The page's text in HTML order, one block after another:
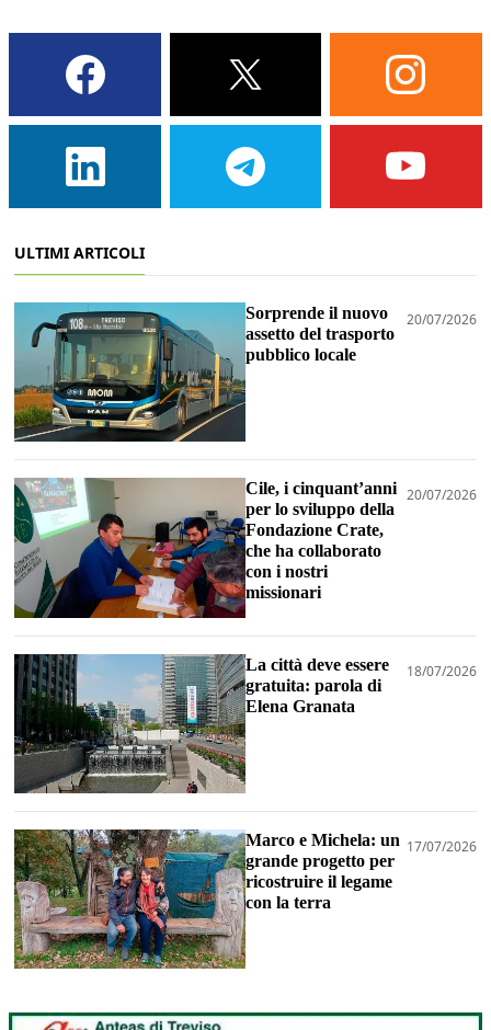
ULTIMI ARTICOLI
Sorprende il nuovo
assetto del trasporto
pubblico locale
20/07/2026
Cile, i cinquant’anni
per lo sviluppo della
Fondazione Crate,
che ha collaborato
con i nostri
missionari
20/07/2026
La città deve essere
gratuita: parola di
Elena Granata
18/07/2026
Marco e Michela: un
grande progetto per
ricostruire il legame
con la terra
17/07/2026